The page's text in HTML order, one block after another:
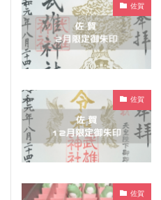
佐賀
佐賀
佐賀